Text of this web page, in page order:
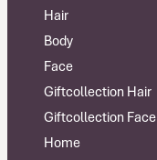
Hair
Body
Face
Giftcollection Hair
Giftcollection Face
Home